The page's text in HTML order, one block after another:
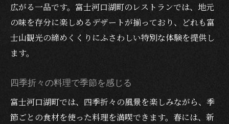
広がる一品です。富士河口湖町のレストランでは、地元
の味を存分に楽しめるデザートが揃っており、どれも富
士山観光の締めくくりにふさわしい特別な体験を提供し
ます。
四季折々の料理で季節を感じる
富士河口湖町では、四季折々の風景を楽しみながら、季
節ごとの食材を使った料理を満喫できます。春には、新